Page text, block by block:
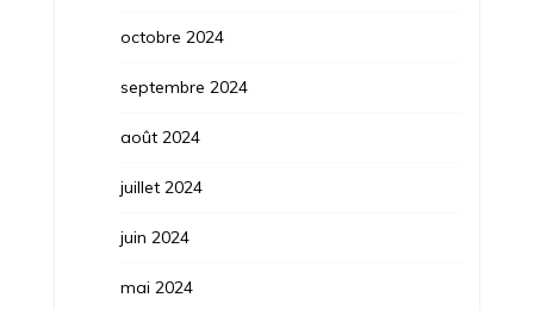
octobre 2024
septembre 2024
août 2024
juillet 2024
juin 2024
mai 2024